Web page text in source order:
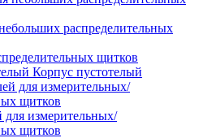
распределительных
щитков
Корпус пустотелый
измерительных/
щитков